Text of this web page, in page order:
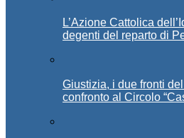
L’Azione Cattolica
degenti del reparto di
Giustizia, i due fronti
confronto al Circolo